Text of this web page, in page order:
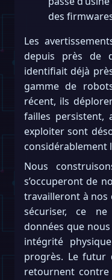
des
Les
depuis près de
identifiait déjà
gamme de
récent, ils
failles persistent,
exploiter sont
considérablement
Nous
s’occuperont de
travailleront à nos
sécuriser, ce
données que
intégrité
progrès. Le futur
retournent contre